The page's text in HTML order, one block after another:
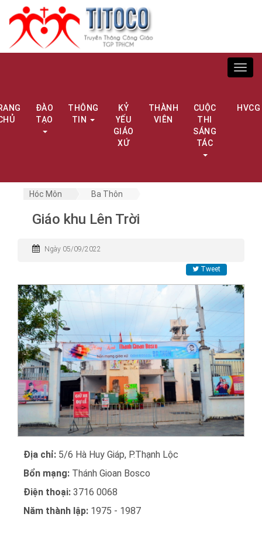
ĐÀO
TẠO
THÔNG
TIN
KỶ
YẾU
GIÁO
XỨ
THÀNH
VIÊN
CUỘC
THI
SÁNG
TÁC
HVCG
Hóc Môn Ba Thôn
Giáo khu Lên Trời
Ngày 05/09/2022
Tweet
Địa chỉ: 5/6 Hà Huy Giáp, P.Thạnh Lộc
Bổn mạng: Thánh Gioan Bosco
Điện thoại: 3716 0068
Năm thành lập: 1975 - 1987